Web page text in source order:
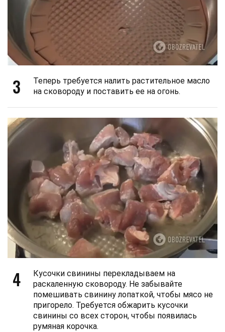
3
Теперь требуется налить растительное масло
на сковороду и поставить ее на огонь.
4
Кусочки свинины перекладываем на
раскаленную сковороду. Не забывайте
помешивать свинину лопаткой, чтобы мясо не
пригорело. Требуется обжарить кусочки
свинины со всех сторон, чтобы появилась
румяная корочка.